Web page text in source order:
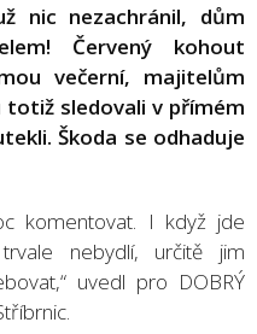
nic nezachránil, dům
Červený kohout
večerní, majitelům
totiž sledovali v přímém
Škoda se odhaduje
komentovat. I když jde
nebydlí, určitě jim
uvedl pro DOBRÝ